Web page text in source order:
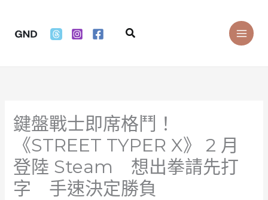
content
Search
鍵盤戰士即席格鬥！
《STREET TYPER X》 2 月
登陸 Steam 想出拳請先打
字 手速決定勝負